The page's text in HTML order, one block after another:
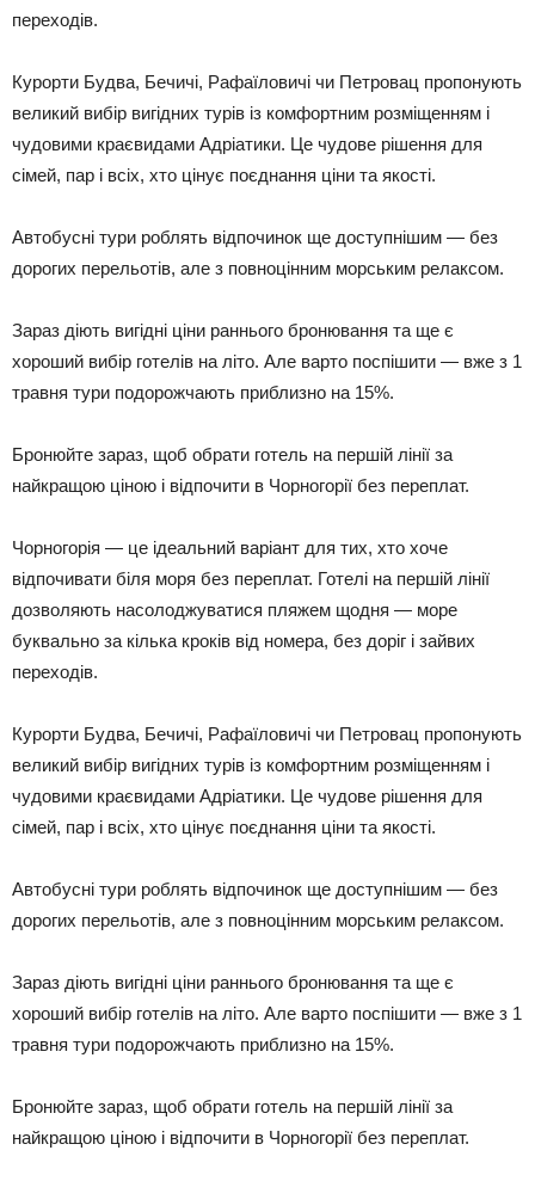
переходів.
Курорти Будва, Бечичі, Рафаїловичі чи Петровац пропонують
великий вибір вигідних турів із комфортним розміщенням і
чудовими краєвидами Адріатики. Це чудове рішення для
сімей, пар і всіх, хто цінує поєднання ціни та якості.
Автобусні тури роблять відпочинок ще доступнішим — без
дорогих перельотів, але з повноцінним морським релаксом.
Зараз діють вигідні ціни раннього бронювання та ще є
хороший вибір готелів на літо. Але варто поспішити — вже з 1
травня тури подорожчають приблизно на 15%.
Бронюйте зараз, щоб обрати готель на першій лінії за
найкращою ціною і відпочити в Чорногорії без переплат.
Чорногорія — це ідеальний варіант для тих, хто хоче
відпочивати біля моря без переплат. Готелі на першій лінії
дозволяють насолоджуватися пляжем щодня — море
буквально за кілька кроків від номера, без доріг і зайвих
переходів.
Курорти Будва, Бечичі, Рафаїловичі чи Петровац пропонують
великий вибір вигідних турів із комфортним розміщенням і
чудовими краєвидами Адріатики. Це чудове рішення для
сімей, пар і всіх, хто цінує поєднання ціни та якості.
Автобусні тури роблять відпочинок ще доступнішим — без
дорогих перельотів, але з повноцінним морським релаксом.
Зараз діють вигідні ціни раннього бронювання та ще є
хороший вибір готелів на літо. Але варто поспішити — вже з 1
травня тури подорожчають приблизно на 15%.
Бронюйте зараз, щоб обрати готель на першій лінії за
найкращою ціною і відпочити в Чорногорії без переплат.